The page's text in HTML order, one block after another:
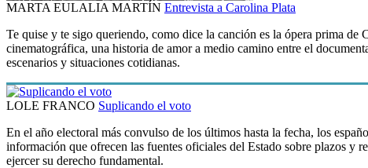
MARTA EULALIA MARTÍN Entrevista a Carolina Plata
Te quise y te sigo queriendo, como dice la canción es la ópera prima de
cinematográfica, una historia de amor a medio camino entre el
escenarios y situaciones cotidianas.
LOLE FRANCO Suplicando el voto
En el año electoral más convulso de los últimos hasta la fecha, los
información que ofrecen las fuentes oficiales del Estado sobre plazos y
ejercer su derecho fundamental.